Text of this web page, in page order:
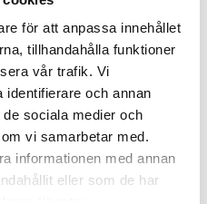
för att anpassa innehållet
tillhandahålla funktioner
vår trafik. Vi
identifierare och annan
sociala medier och
vi samarbetar med.
informationen med annan
eller som de har
Y-rör
Invändig/Invändig/
G